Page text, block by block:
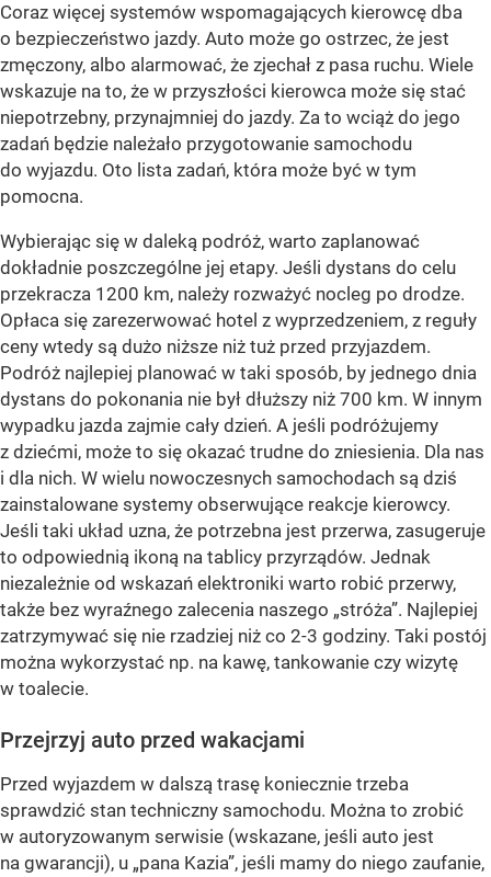
Coraz więcej systemów wspomagających kierowcę dba
o bezpieczeństwo jazdy. Auto może go ostrzec, że jest
zmęczony, albo alarmować, że zjechał z pasa ruchu. Wiele
wskazuje na to, że w przyszłości kierowca może się stać
niepotrzebny, przynajmniej do jazdy. Za to wciąż do jego
zadań będzie należało przygotowanie samochodu
do wyjazdu. Oto lista zadań, która może być w tym
pomocna.
Wybierając się w daleką podróż, warto zaplanować
dokładnie poszczególne jej etapy. Jeśli dystans do celu
przekracza 1200 km, należy rozważyć nocleg po drodze.
Opłaca się zarezerwować hotel z wyprzedzeniem, z reguły
ceny wtedy są dużo niższe niż tuż przed przyjazdem.
Podróż najlepiej planować w taki sposób, by jednego dnia
dystans do pokonania nie był dłuższy niż 700 km. W innym
wypadku jazda zajmie cały dzień. A jeśli podróżujemy
z dziećmi, może to się okazać trudne do zniesienia. Dla nas
i dla nich. W wielu nowoczesnych samochodach są dziś
zainstalowane systemy obserwujące reakcje kierowcy.
Jeśli taki układ uzna, że potrzebna jest przerwa, zasugeruje
to odpowiednią ikoną na tablicy przyrządów. Jednak
niezależnie od wskazań elektroniki warto robić przerwy,
także bez wyraźnego zalecenia naszego „stróża”. Najlepiej
zatrzymywać się nie rzadziej niż co 2-3 godziny. Taki postój
można wykorzystać np. na kawę, tankowanie czy wizytę
w toalecie.
Przejrzyj auto przed wakacjami
Przed wyjazdem w dalszą trasę koniecznie trzeba
sprawdzić stan techniczny samochodu. Można to zrobić
w autoryzowanym serwisie (wskazane, jeśli auto jest
na gwarancji), u „pana Kazia”, jeśli mamy do niego zaufanie,